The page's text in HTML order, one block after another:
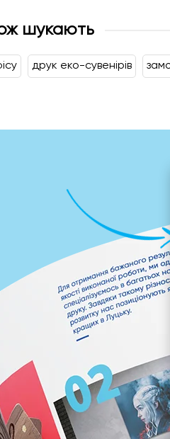
шукають
друк еко-сувенірів